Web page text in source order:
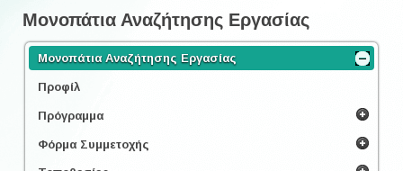
Μονοπάτια Αναζήτησης Εργασίας
Μονοπάτια Αναζήτησης Εργασίας
Προφίλ
Πρόγραμμα
Φόρμα Συμμετοχής